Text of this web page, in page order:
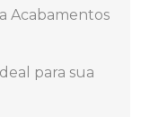
Acabamentos
para sua